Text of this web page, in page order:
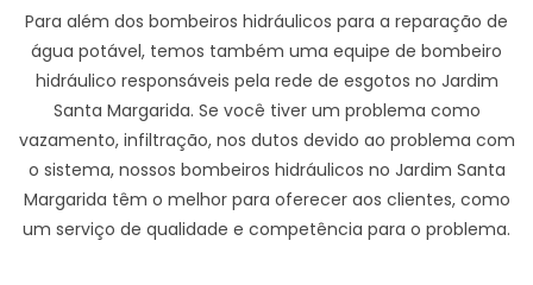
Para além dos bombeiros hidráulicos para a reparação de
água potável, temos também uma equipe de bombeiro
hidráulico responsáveis pela rede de esgotos no Jardim
Santa Margarida. Se você tiver um problema como
vazamento, infiltração, nos dutos devido ao problema com
o sistema, nossos bombeiros hidráulicos no Jardim Santa
Margarida têm o melhor para oferecer aos clientes, como
um serviço de qualidade e competência para o problema.